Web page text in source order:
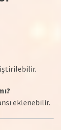
eklenebilir.